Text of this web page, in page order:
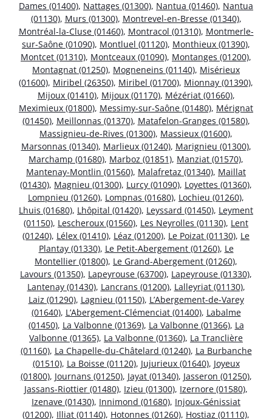
Dames (01400), Nattages (01300), Nantua (01460), Nantua
(01130), Murs (01300), Montrevel-en-Bresse (01340),
Montréal-la-Cluse (01460), Montracol (01310), Montmerle-
sur-Saône (01090), Montluel (01120), Monthieux (01390),
Montcet (01310), Montceaux (01090), Montanges (01200),
Montagnat (01250), Mogneneins (01140), Misérieux
(01600), Miribel (26350), Miribel (01700), Mionnay (01390),
Mijoux (01410), Mijoux (01170), Mézériat (01660),
Meximieux (01800), Messimy-sur-Saône (01480), Mérignat
(01450), Meillonnas (01370), Matafelon-Granges (01580),
Massignieu-de-Rives (01300), Massieux (01600),
Marsonnas (01340), Marlieux (01240), Marignieu (01300),
Marchamp (01680), Marboz (01851), Manziat (01570),
Mantenay-Montlin (01560), Malafretaz (01340), Maillat
(01430), Magnieu (01300), Lurcy (01090), Loyettes (01360),
Lompnieu (01260), Lompnas (01680), Lochieu (01260),
Lhuis (01680), Lhôpital (01420), Leyssard (01450), Leyment
(01150), Lescheroux (01560), Les Neyrolles (01130), Lent
(01240), Lélex (01410), Léaz (01200), Le Poizat (01130), Le
Plantay (01330), Le Petit-Abergement (01260), Le
Montellier (01800), Le Grand-Abergement (01260),
Lavours (01350), Lapeyrouse (63700), Lapeyrouse (01330),
Lantenay (01430), Lancrans (01200), Lalleyriat (01130),
Laiz (01290), Lagnieu (01150), L’Abergement-de-Varey
(01640), L’Abergement-Clémenciat (01400), Labalme
(01450), La Valbonne (01369), La Valbonne (01366), La
Valbonne (01365), La Valbonne (01360), La Tranclière
(01160), La Chapelle-du-Châtelard (01240), La Burbanche
(01510), La Boisse (01120), Jujurieux (01640), Joyeux
(01800), Journans (01250), Jayat (01340), Jasseron (01250),
Jassans-Riottier (01480), Izieu (01300), Izernore (01580),
Izenave (01430), Innimond (01680), Injoux-Génissiat
(01200), Illiat (01140), Hotonnes (01260), Hostiaz (01110),